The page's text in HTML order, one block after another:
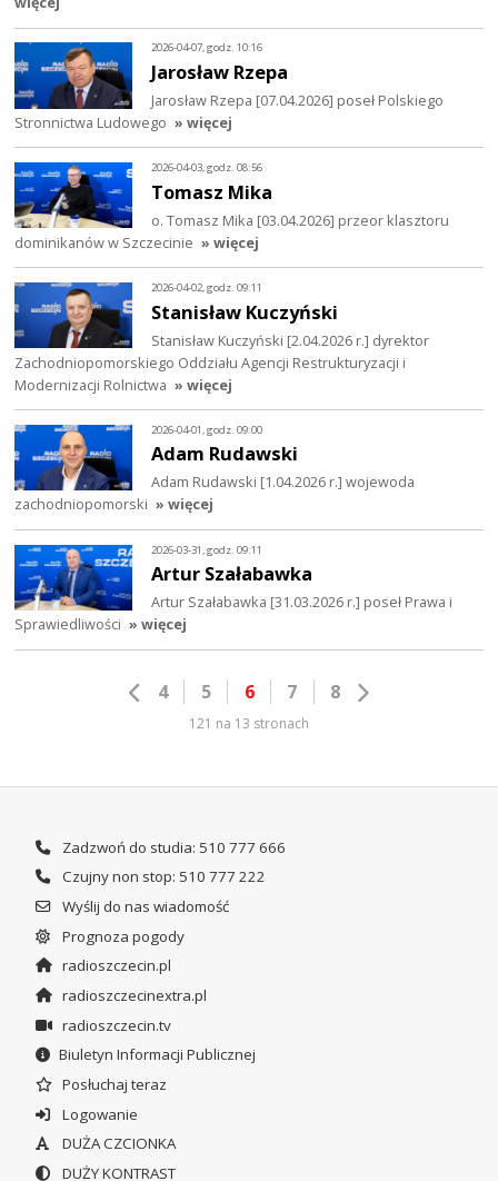
2026-04-07, godz. 10:16
Jarosław Rzepa
Jarosław Rzepa [07.04.2026] poseł Polskiego
Stronnictwa Ludowego » więcej
2026-04-03, godz. 08:56
Tomasz Mika
o. Tomasz Mika [03.04.2026] przeor klasztoru
dominikanów w Szczecinie » więcej
2026-04-02, godz. 09:11
Stanisław Kuczyński
Stanisław Kuczyński [2.04.2026 r.] dyrektor
Zachodniopomorskiego Oddziału Agencji Restrukturyzacji i
Modernizacji Rolnictwa » więcej
2026-04-01, godz. 09:00
Adam Rudawski
Adam Rudawski [1.04.2026 r.] wojewoda
zachodniopomorski » więcej
2026-03-31, godz. 09:11
Artur Szałabawka
Artur Szałabawka [31.03.2026 r.] poseł Prawa i
Sprawiedliwości » więcej
4 5 6 7 8
121 na 13 stronach
Zadzwoń do studia: 510 777 666
Czujny non stop: 510 777 222
Wyślij do nas wiadomość
Prognoza pogody
radioszczecin.pl
radioszczecinextra.pl
radioszczecin.tv
Biuletyn Informacji Publicznej
Posłuchaj teraz
Logowanie
DUŻA CZCIONKA
DUŻY KONTRAST